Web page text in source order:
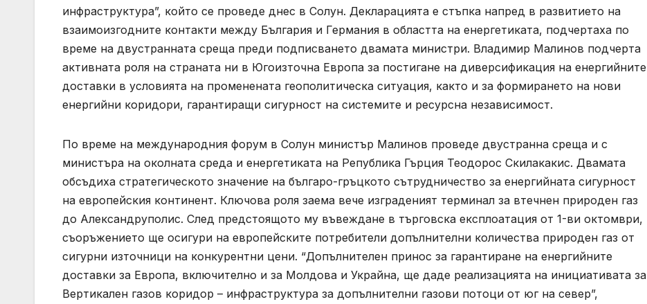
инфраструктура”, който се проведе днес в Солун. Декларацията е стъпка напред в развитието на
взаимоизгодните контакти между България и Германия в областта на енергетиката, подчертаха по
време на двустранната среща преди подписването двамата министри. Владимир Малинов подчерта
активната роля на страната ни в Югоизточна Европа за постигане на диверсификация на енергийните
доставки в условията на променената геополитическа ситуация, както и за формирането на нови
енергийни коридори, гарантиращи сигурност на системите и ресурсна независимост.
По време на международния форум в Солун министър Малинов проведе двустранна среща и с
министъра на околната среда и енергетиката на Република Гърция Теодорос Скилакакис. Двамата
обсъдиха стратегическото значение на българо-гръцкото сътрудничество за енергийната сигурност
на европейския континент. Ключова роля заема вече изграденият терминал за втечнен природен газ
до Александруполис. След предстоящото му въвеждане в търговска експлоатация от 1-ви октомври,
съоръжението ще осигури на европейските потребители допълнителни количества природен газ от
сигурни източници на конкурентни цени. “Допълнителен принос за гарантиране на енергийните
доставки за Европа, включително и за Молдова и Украйна, ще даде реализацията на инициативата за
Вертикален газов коридор – инфраструктура за допълнителни газови потоци от юг на север”,